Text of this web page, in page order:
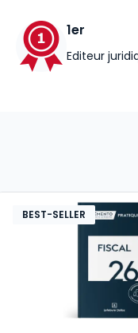
1er
Editeur
BEST-SELLER